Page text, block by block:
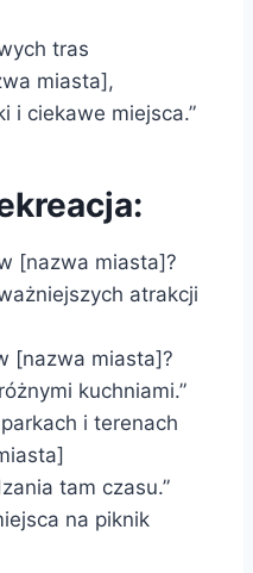
tras
miasta],
i ciekawe miejsca.”
[nazwa miasta]?
atrakcji
[nazwa miasta]?
kuchniami.”
i terenach
tam czasu.”
na piknik